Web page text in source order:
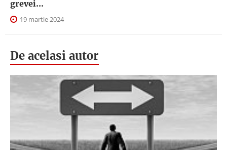
grevei...
19 martie 2024
De acelasi autor